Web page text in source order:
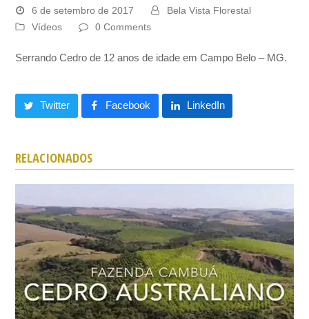
6 de setembro de 2017
Bela Vista Florestal
Vídeos
0 Comments
Serrando Cedro de 12 anos de idade em Campo Belo – MG.
Twitter Facebook LinkedIn
RELACIONADOS